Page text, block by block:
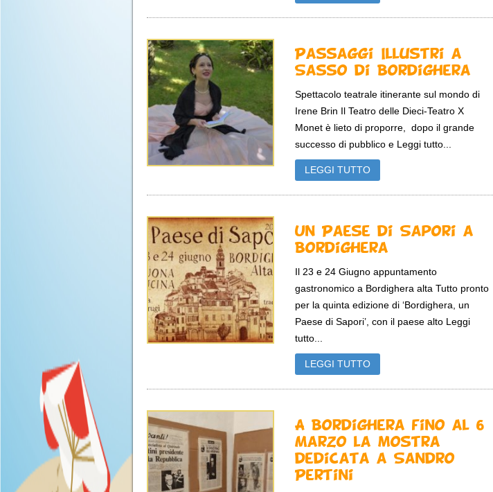
Passaggi Illustri a
Sasso di Bordighera
Spettacolo teatrale itinerante sul mondo di
Irene Brin Il Teatro delle Dieci-Teatro X
Monet è lieto di proporre, dopo il grande
successo di pubblico e Leggi tutto...
LEGGI TUTTO
Un Paese di Sapori a
Bordighera
Il 23 e 24 Giugno appuntamento
gastronomico a Bordighera alta Tutto pronto
per la quinta edizione di ‘Bordighera, un
Paese di Sapori’, con il paese alto Leggi
tutto...
LEGGI TUTTO
A Bordighera fino al 6
Marzo la mostra
dedicata a Sandro
Pertini